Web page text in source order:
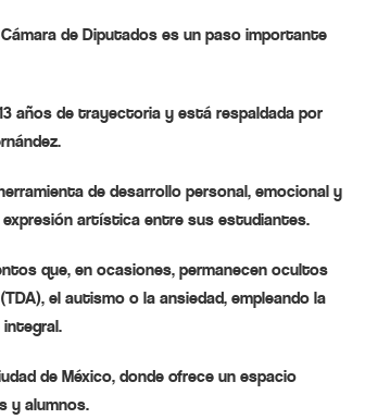
de Diputados es un paso importante
años de trayectoria y está respaldada por
de desarrollo personal, emocional y
expresión artística entre sus estudiantes.
que, en ocasiones, permanecen ocultos
el autismo o la ansiedad, empleando la
de México, donde ofrece un espacio
y alumnos.